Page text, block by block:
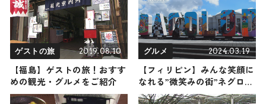
ゲストの旅 2019.08.10
【福島】ゲストの旅！おすす
めの観光・グルメをご紹介
グルメ 2024.03.19
【フィリピン】みんな笑顔に
なれる”微笑みの街”ネグロス
島・バコロド